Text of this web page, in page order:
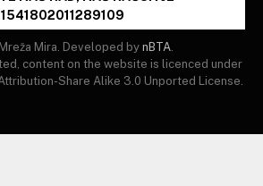
1541802011289109
Mira. Developed by nBTA.
content on the website is licenced under
Share Alike 3.0 Unported License.